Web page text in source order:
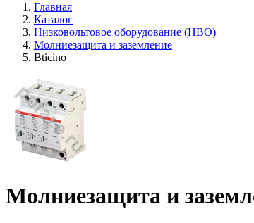
Главная
Каталог
Низковольтовое оборудование (НВО)
Молниезащита и заземление
Bticino
Молниезащита и